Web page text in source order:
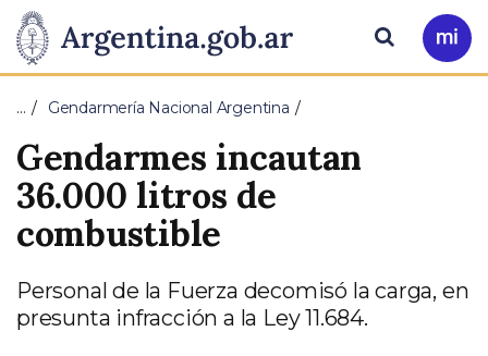
Presidencia
de
la
Nación
Pasar al contenido principal
Ir
a
Buscar
… Gendarmería Nacional Argentina
Gendarmes incautan
36.000 litros de
combustible
Personal de la Fuerza decomisó la carga, en
presunta infracción a la Ley 11.684.